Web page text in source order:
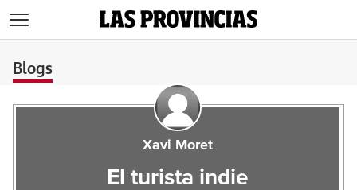
Blogs
Xavi Moret
El turista indie